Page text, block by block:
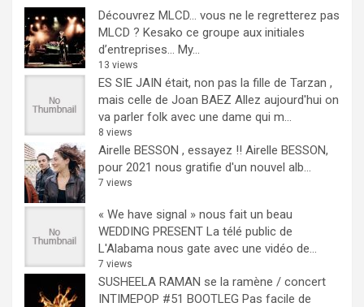
Découvrez MLCD… vous ne le regretterez pas
MLCD ? Kesako ce groupe aux initiales
d’entreprises… My...
13 views
ES SIE JAIN était, non pas la fille de Tarzan ,
mais celle de Joan BAEZ Allez aujourd'hui on
va parler folk avec une dame qui m...
8 views
Airelle BESSON , essayez !! Airelle BESSON,
pour 2021 nous gratifie d'un nouvel alb...
7 views
« We have signal » nous fait un beau
WEDDING PRESENT La télé public de
L'Alabama nous gate avec une vidéo de...
7 views
SUSHEELA RAMAN se la ramène / concert
INTIMEPOP #51 BOOTLEG Pas facile de